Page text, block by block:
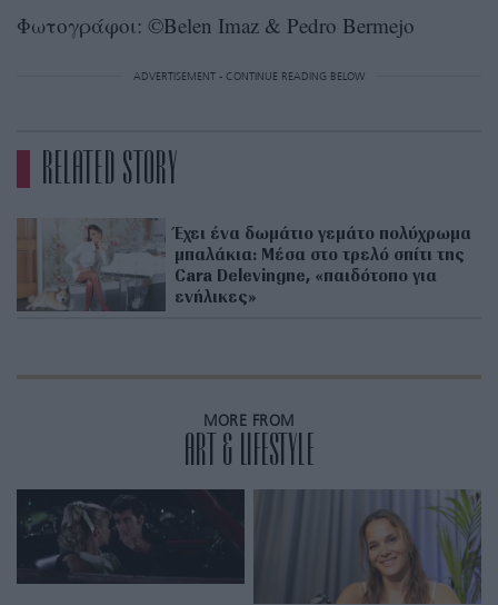
Φωτογράφοι: ©Belen Imaz & Pedro Bermejo
ADVERTISEMENT - CONTINUE READING BELOW
RELATED STORY
Έχει ένα δωμάτιο γεμάτο πολύχρωμα
μπαλάκια: Μέσα στο τρελό σπίτι της
Cara Delevingne, «παιδότοπο για
ενήλικες»
MORE FROM
ART & LIFESTYLE